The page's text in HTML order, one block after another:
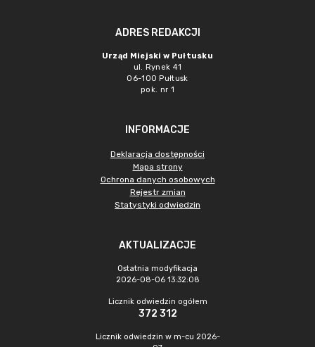
ADRES REDAKCJI
Urząd Miejski w Pułtusku
ul. Rynek 41
06-100 Pułtusk
pok. nr 1
INFORMACJE
Deklaracja dostępności
Mapa strony
Ochrona danych osobowych
Rejestr zmian
Statystyki odwiedzin
AKTUALIZACJE
Ostatnia modyfikacja
2026-08-06 13:32:08
Licznik odwiedzin ogółem
372 312
Licznik odwiedzin w m-cu 2026-